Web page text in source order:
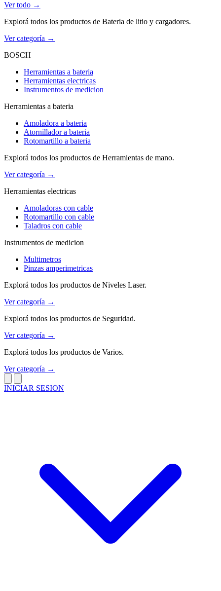
Ver todo →
Explorá todos los productos de Bateria de litio y cargadores.
Ver categoría →
BOSCH
Herramientas a bateria
Herramientas electricas
Instrumentos de medicion
Herramientas a bateria
Amoladora a bateria
Atornillador a bateria
Rotomartillo a bateria
Explorá todos los productos de Herramientas de mano.
Ver categoría →
Herramientas electricas
Amoladoras con cable
Rotomartillo con cable
Taladros con cable
Instrumentos de medicion
Multimetros
Pinzas amperimetricas
Explorá todos los productos de Niveles Laser.
Ver categoría →
Explorá todos los productos de Seguridad.
Ver categoría →
Explorá todos los productos de Varios.
Ver categoría →
INICIAR SESION